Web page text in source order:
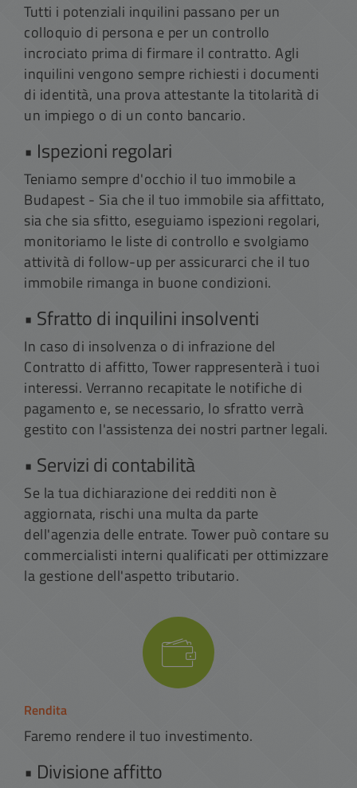
Tutti i potenziali inquilini passano per un
colloquio di persona e per un controllo
incrociato prima di firmare il contratto. Agli
inquilini vengono sempre richiesti i documenti
di identità, una prova attestante la titolarità di
un impiego o di un conto bancario.
• Ispezioni regolari
Teniamo sempre d'occhio il tuo immobile a
Budapest - Sia che il tuo immobile sia affittato,
sia che sia sfitto, eseguiamo ispezioni regolari,
monitoriamo le liste di controllo e svolgiamo
attività di follow-up per assicurarci che il tuo
immobile rimanga in buone condizioni.
• Sfratto di inquilini insolventi
In caso di insolvenza o di infrazione del
Contratto di affitto, Tower rappresenterà i tuoi
interessi. Verranno recapitate le notifiche di
pagamento e, se necessario, lo sfratto verrà
gestito con l'assistenza dei nostri partner legali.
• Servizi di contabilità
Se la tua dichiarazione dei redditi non è
aggiornata, rischi una multa da parte
dell'agenzia delle entrate. Tower può contare su
commercialisti interni qualificati per ottimizzare
la gestione dell'aspetto tributario.
Rendita
Faremo rendere il tuo investimento.
• Divisione affitto